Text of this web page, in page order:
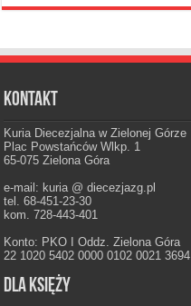
Kontakt
Kuria Diecezjalna w Zielonej Górze
Plac Powstańców Wlkp. 1
65-075 Zielona Góra
e-mail: kuria @ diecezjazg.pl
tel. 68-451-23-30
kom. 728-443-401
Konto: PKO I Oddz. Zielona Góra
22 1020 5402 0000 0102 0021 3694
Dla księży